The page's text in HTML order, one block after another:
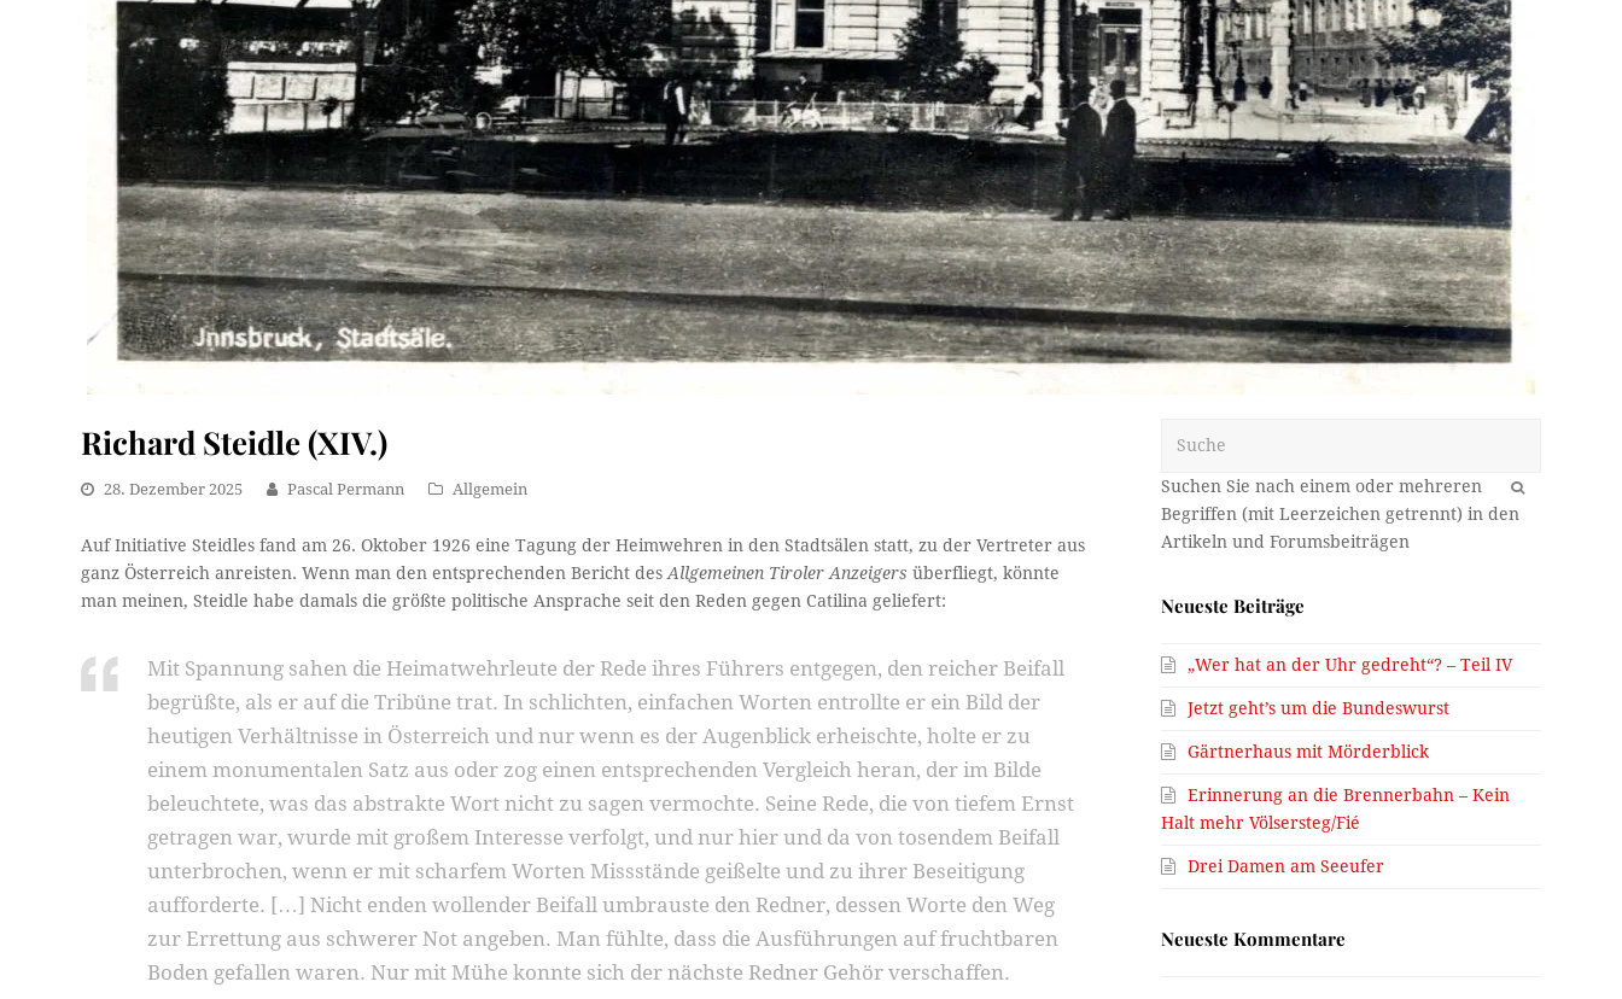
Richard Steidle (XIV.)
28. Dezember 2025 Pascal Permann Allgemein
Auf Initiative Steidles fand am 26. Oktober 1926 eine Tagung der Heimwehren in den Stadtsälen statt, zu der Vertreter aus
ganz Österreich anreisten. Wenn man den entsprechenden Bericht desAllgemeinen Tiroler Anzeigersüberfliegt, könnte
man meinen, Steidle habe damals die größte politische Ansprache seit den Reden gegen Catilina geliefert:
Mit Spannung sahen die Heimatwehrleute der Rede ihres Führers entgegen, den reicher Beifall
begrüßte, als er auf die Tribüne trat. In schlichten, einfachen Worten entrollte er ein Bild der
heutigen Verhältnisse in Österreich und nur wenn es der Augenblick erheischte, holte er zu
einem monumentalen Satz aus oder zog einen entsprechenden Vergleich heran, der im Bilde
beleuchtete, was das abstrakte Wort nicht zu sagen vermochte. Seine Rede, die von tiefem Ernst
getragen war, wurde mit großem Interesse verfolgt, und nur hier und da von tosendem Beifall
unterbrochen, wenn er mit scharfem Worten Missstände geißelte und zu ihrer Beseitigung
aufforderte. […] Nicht enden wollender Beifall umbrauste den Redner, dessen Worte den Weg
zur Errettung aus schwerer Not angeben. Man fühlte, dass die Ausführungen auf fruchtbaren
Boden gefallen waren. Nur mit Mühe konnte sich der nächste Redner Gehör verschaffen.
OK
Neueste Beiträge
„Wer hat an der Uhr gedreht“? – Teil IV
Jetzt geht’s um die Bundeswurst
Gärtnerhaus mit Mörderblick
Erinnerung an die Brennerbahn – Kein
Halt mehr Völsersteg/Fié
Drei Damen am Seeufer
Neueste Kommentare